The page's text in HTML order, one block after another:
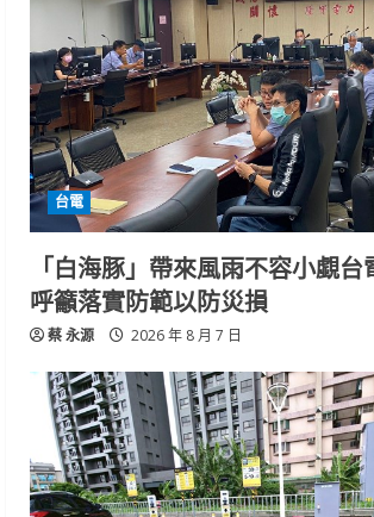
台電
「白海豚」帶來風雨不容小覷
呼籲落實防範以防災損
蔡 永源 2026 年 8 月 7 日